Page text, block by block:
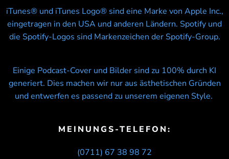
iTunes® und iTunes Logo® sind eine Marke von Apple Inc.,
eingetragen in den USA und anderen Ländern. Spotify und
die Spotify-Logos sind Markenzeichen der Spotify-Group.
Einige Podcast-Cover und Bilder sind zu 100% durch KI
generiert. Dies machen wir nur aus ästhetischen Gründen
und entwerfen es passend zu unserem eigenen Style.
MEINUNGS-TELEFON:
(0711) 67 38 98 72